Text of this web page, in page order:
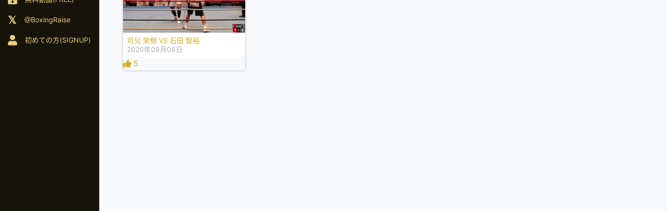
@BoxingRaise
初めての方(SIGNUP)
可兒 栄樹 VS 石田 智裕
2020年09月06日
5